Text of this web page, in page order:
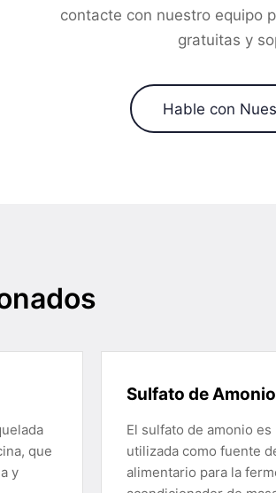
contacte con nuestro equipo
gratuitas y
Hable con
que
y
Sulfato de Amonio
El sulfato de amonio
utilizada como fuente
alimentario para la